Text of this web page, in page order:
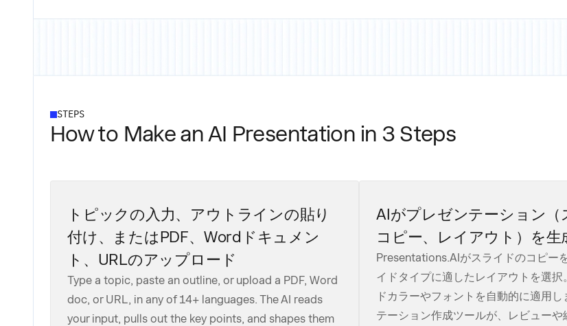
STEPS
How to Make an AI Presentation in 3 Steps
トピックの入力、アウトラインの貼り
付け、またはPDF、Wordドキュメン
ト、URLのアップロード
Type a topic, paste an outline, or upload a PDF, Word
doc, or URL, in any of 14+ languages. The AI reads
your input, pulls out the key points, and shapes them
AIがプレゼンテーション（
コピー、レイアウト）を生
Presentations.AIがスライドのコピー
イドタイプに適したレイアウトを選択
ドカラーやフォントを自動的に適用
テーション作成ツールが、レビュー